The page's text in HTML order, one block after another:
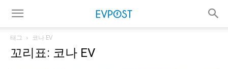
태그 코나 EV
꼬리표: 코나 EV